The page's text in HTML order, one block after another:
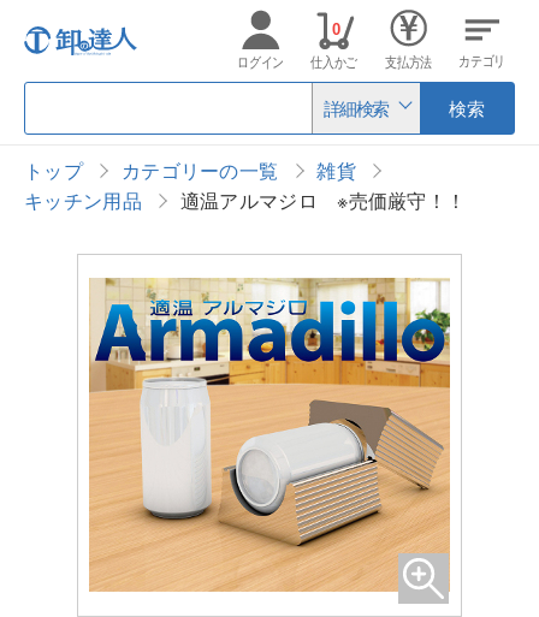
詳細検索 検索
ログイン 仕入かご
0
支払方法 カテゴリ
トップ カテゴリーの一覧
雑貨
キッチン用品
適温アルマジロ ※売価厳守！！